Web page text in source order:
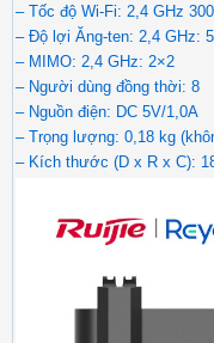
– Tốc độ Wi-Fi: 2,4 GHz
– Độ lợi Ăng-ten: 2,4 GHz:
– MIMO: 2,4 GHz: 2×2
– Người dùng đồng thời: 8
– Nguồn điện: DC 5V/1,0A
– Trọng lượng: 0,18 kg
– Kích thước (D x R x C):